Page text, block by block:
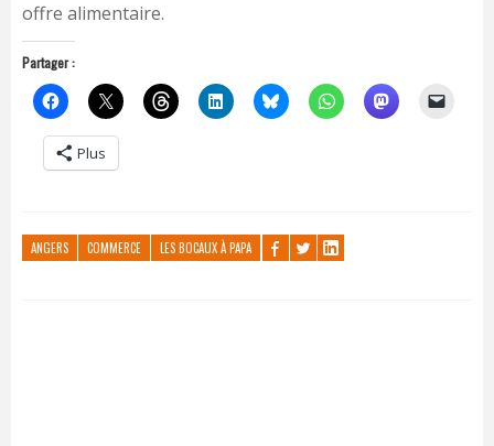
offre alimentaire.
Partager :
Plus
ANGERS COMMERCE LES BOCAUX À PAPA